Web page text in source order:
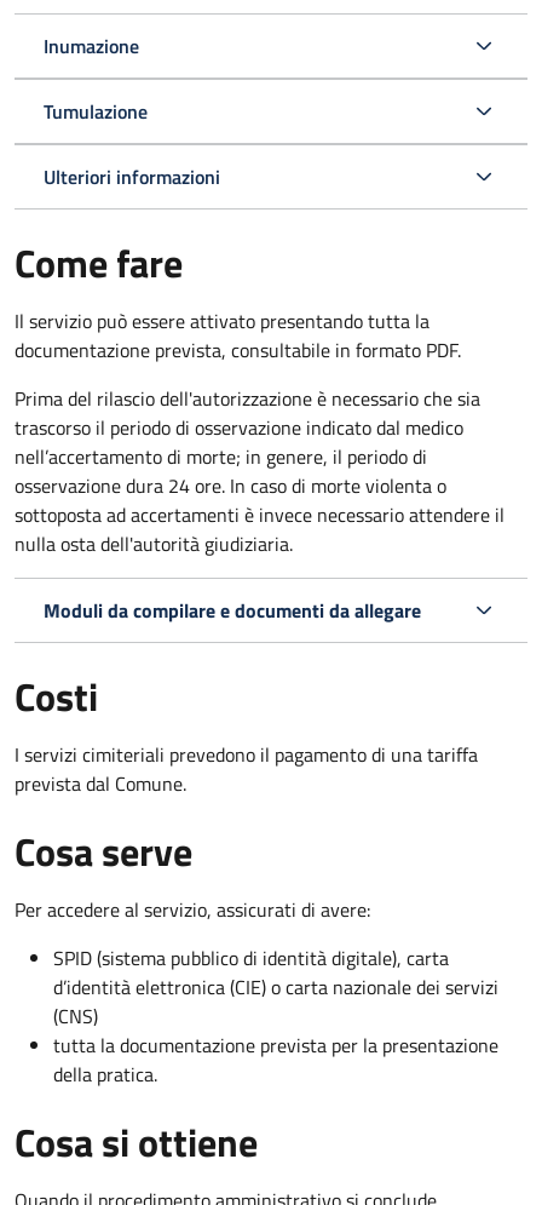
Inumazione
Tumulazione
Ulteriori informazioni
Come fare
Il servizio può essere attivato presentando tutta la
documentazione prevista, consultabile in formato PDF.
Prima del rilascio dell'autorizzazione è necessario che sia
trascorso il periodo di osservazione indicato dal medico
nell’accertamento di morte; in genere, il periodo di
osservazione dura 24 ore. In caso di morte violenta o
sottoposta ad accertamenti è invece necessario attendere il
nulla osta dell'autorità giudiziaria.
Moduli da compilare e documenti da allegare
Costi
I servizi cimiteriali prevedono il pagamento di una tariffa
prevista dal Comune.
Cosa serve
Per accedere al servizio, assicurati di avere:
SPID (sistema pubblico di identità digitale), carta
d’identità elettronica (CIE) o carta nazionale dei servizi
(CNS)
tutta la documentazione prevista per la presentazione
della pratica.
Cosa si ottiene